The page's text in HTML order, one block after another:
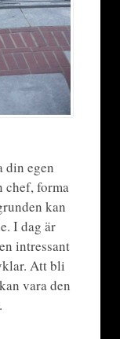
din egen
chef, forma
kan
I dag är
intressant
Att bli
vara den